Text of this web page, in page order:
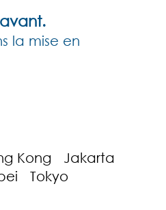
la mise en
Kong Jakarta
Tokyo